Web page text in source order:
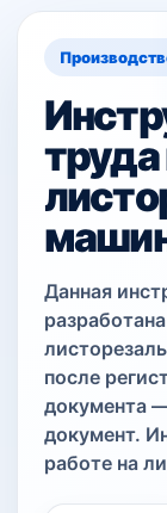
труда
Данная
после
документа
документ.
работе на